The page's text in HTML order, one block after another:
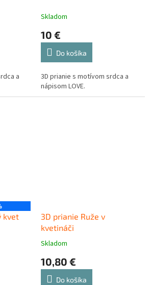
a
Skladom
10 €
Do košíka
3D prianie s motívom srdca a
nápisom LOVE.
kvet
3D prianie Ruže v
kvetináči
Skladom
10,80 €
Do košíka